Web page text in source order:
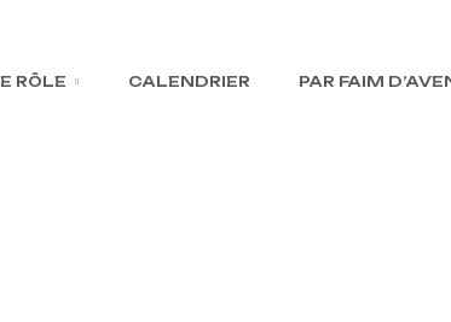
RÔLE CALENDRIER PAR FAIM